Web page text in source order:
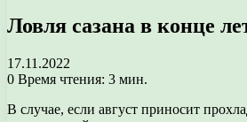
Ловля сазана в конце
17.11.2022
0 Время чтения: 3 мин.
В случае, если август приносит